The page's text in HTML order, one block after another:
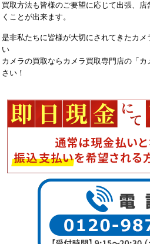
買取方法も皆様のご要望に応じて出張、
くことが出来ます。
是非私たちに皆様が大切にされてきたカ
い
カメラの買取ならカメラ買取専門店の「
さい！